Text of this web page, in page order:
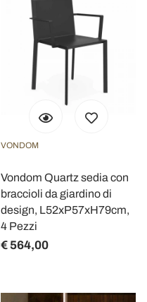
VONDOM
Vondom Quartz sedia con
braccioli da giardino di
design, L52xP57xH79cm,
4 Pezzi
€ 564,00